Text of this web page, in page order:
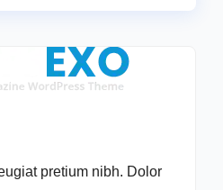
pretium nibh. Dolor